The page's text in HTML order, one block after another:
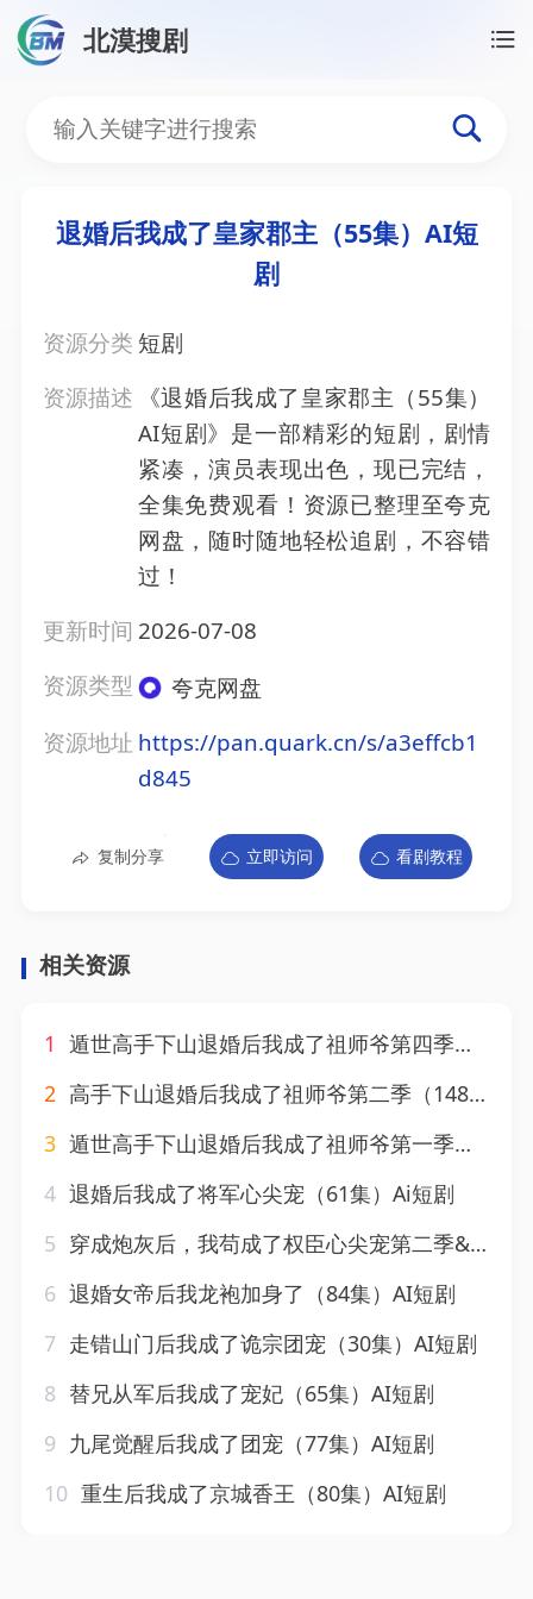
北漠搜剧
退婚后我成了皇家郡主（
退婚后我成了皇家郡主（55集）AI短
剧
资源分类 短剧
资源描述
《退婚后我成了皇家郡主（55集）
AI短剧》是一部精彩的短剧，剧情
紧凑，演员表现出色，现已完结，
全集免费观看！资源已整理至夸克
网盘，随时随地轻松追剧，不容错
过！
更新时间 2026-07-08
资源类型
夸克网盘
资源地址 https://pan.quark.cn/s/a3effcb1
d845
复制分享 立即访问 看剧教程
相关资源
1 遁世高手下山退婚后我成了祖师爷第四季（93集）AI短剧
2 高手下山退婚后我成了祖师爷第二季（148集）AI短剧
3 遁世高手下山退婚后我成了祖师爷第一季（91集）AI短剧
4 退婚后我成了将军心尖宠（61集）Ai短剧
5 穿成炮灰后，我苟成了权臣心尖宠第二季&穿成炮灰后我苟成了权臣心尖宠第二季（75集）AI短剧
6 退婚女帝后我龙袍加身了（84集）AI短剧
7 走错山门后我成了诡宗团宠（30集）AI短剧
8 替兄从军后我成了宠妃（65集）AI短剧
9 九尾觉醒后我成了团宠（77集）AI短剧
10 重生后我成了京城香王（80集）AI短剧